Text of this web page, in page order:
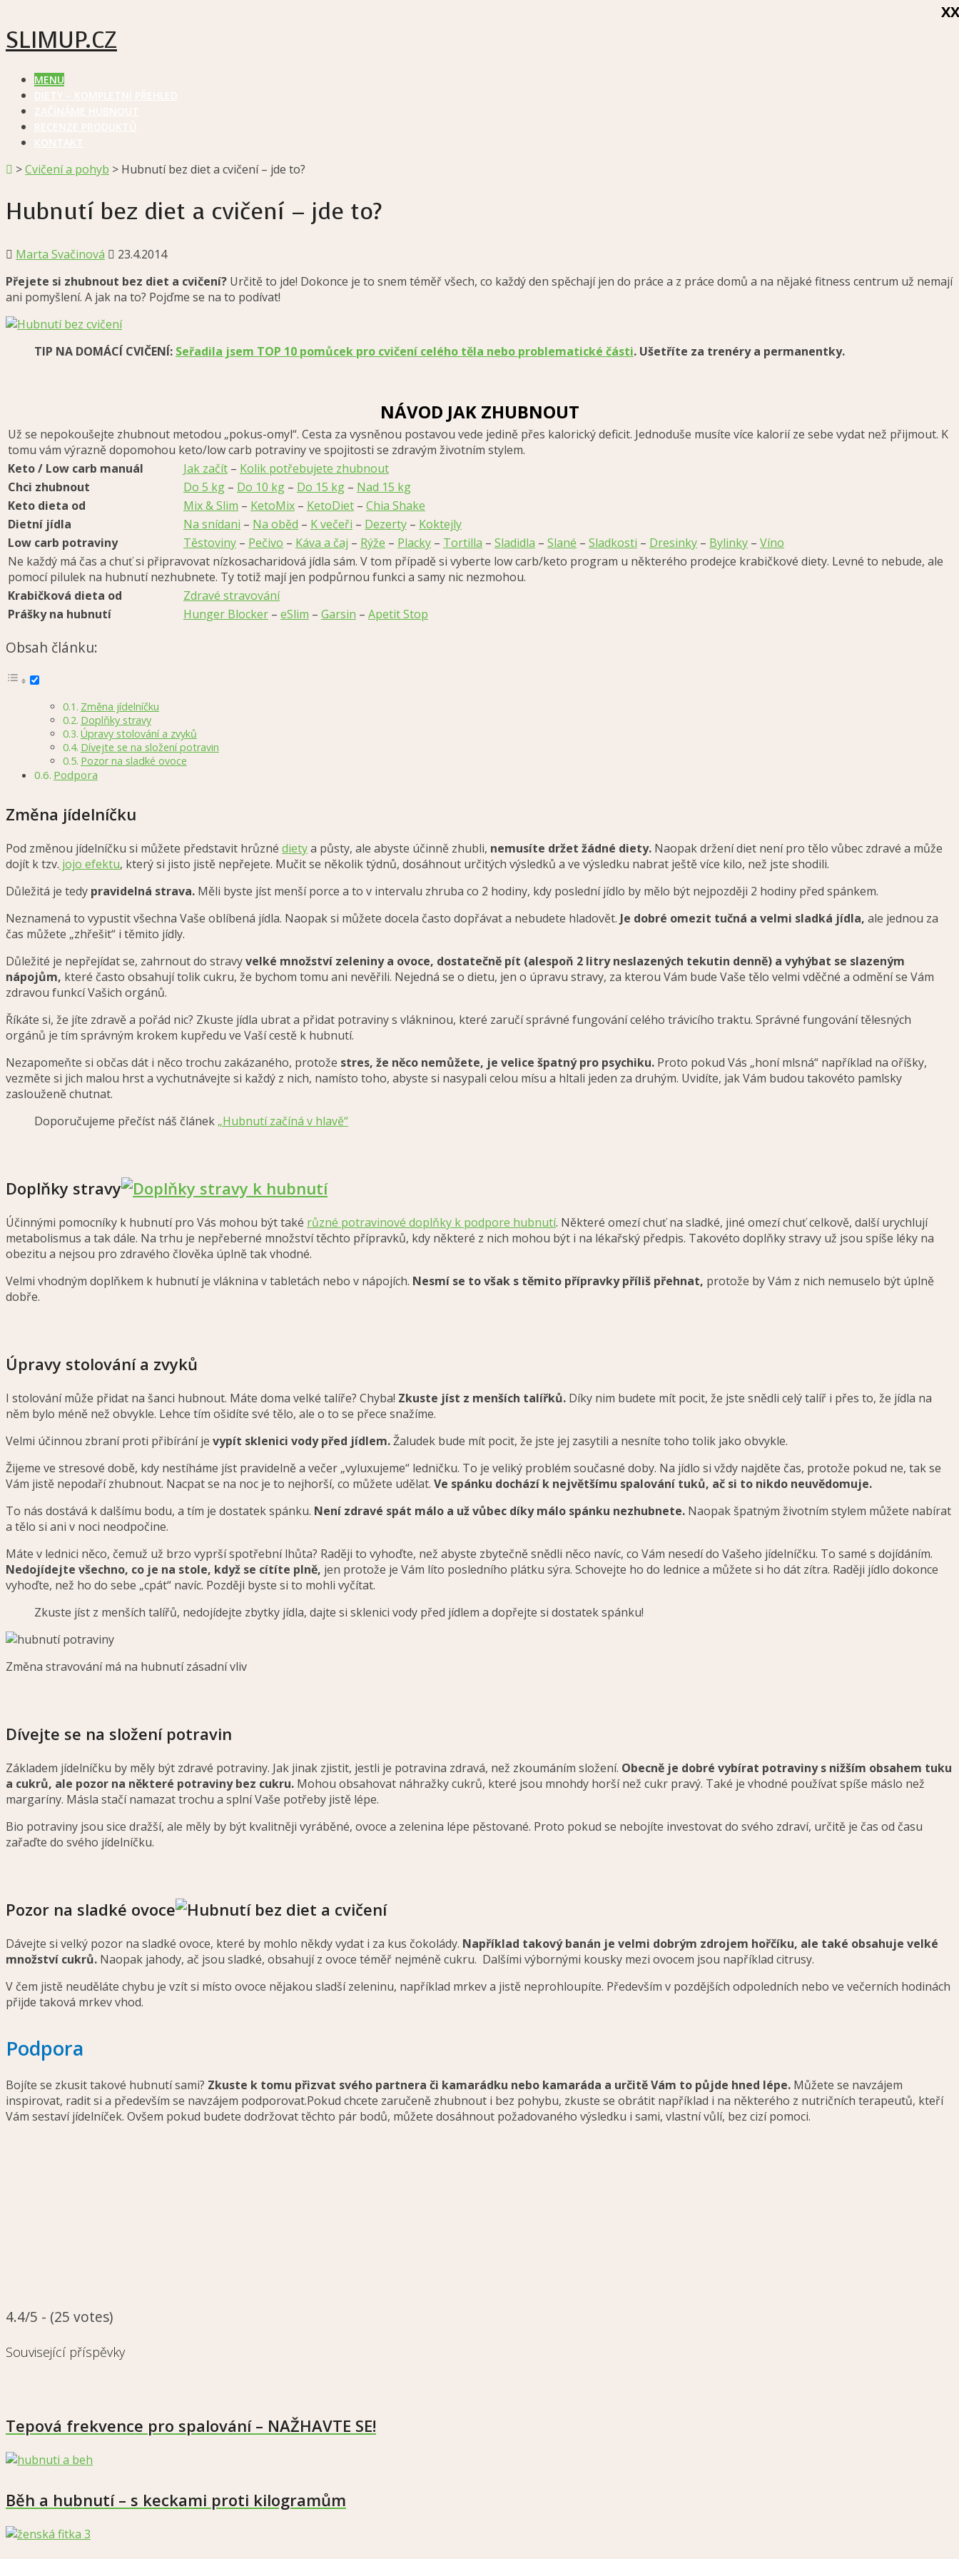
SLIMUP.CZ
MENU
>Cvičení a pohyb > Hubnutí bez diet a cvičení – jde to?
Hubnutí bez diet a cvičení – jde to?
Marta Svačinová
23.4.2014
Přejete si zhubnout bez diet a cvičení? Určitě to jde! Dokonce je to snem téměř všech, co každý den spěchají jen do práce a z práce domů a na nějaké fitness centrum už nemají
ani pomyšlení. A jak na to? Pojďme se na to podívat!
TIP NA DOMÁCÍ CVIČENÍ: Seřadila jsem TOP 10 pomůcek pro cvičení celého těla nebo problematické části. Ušetříte za trenéry a permanentky.
NÁVOD JAK ZHUBNOUT
Už se nepokoušejte zhubnout metodou „pokus-omyl“. Cesta za vysněnou postavou vede jedině přes kalorický deficit. Jednoduše musíte více kalorií ze sebe vydat než přijmout. K
tomu vám výrazně dopomohou keto/low carb potraviny ve spojitosti se zdravým životním stylem.
Keto / Low carb manuál
Jak začít – Kolik potřebujete zhubnout
Chci zhubnout
Do 5 kg – Do 10 kg – Do 15 kg – Nad 15 kg
Keto dieta od
Mix & Slim – KetoMix – KetoDiet – Chia Shake
Dietní jídla
Na snídani – Na oběd – K večeři – Dezerty – Koktejly
Low carb potraviny
Těstoviny – Pečivo – Káva a čaj – Rýže – Placky – Tortilla – Sladidla – Slané – Sladkosti – Dresinky – Bylinky – Víno
Ne každý má čas a chuť si připravovat nízkosacharidová jídla sám. V tom případě si vyberte low carb/keto program u některého prodejce krabičkové diety. Levné to nebude, ale
pomocí pilulek na hubnutí nezhubnete. Ty totiž mají jen podpůrnou funkci a samy nic nezmohou.
Krabičková dieta od
Zdravé stravování
Prášky na hubnutí
Hunger Blocker – eSlim – Garsin – Apetit Stop
Obsah článku:
Změna jídelníčku
Doplňky stravy
Úpravy stolování a zvyků
Dívejte se na složení potravin
Pozor na sladké ovoce
Podpora
Změna jídelníčku
Pod změnou jídelníčku si můžete představit hrůzné dietya půsty, ale abyste účinně zhubli, nemusíte držet žádné diety. Naopak držení diet není pro tělo vůbec zdravé a může
dojít k tzv. jojo efektu, který si jisto jistě nepřejete. Mučit se několik týdnů, dosáhnout určitých výsledků a ve výsledku nabrat ještě více kilo, než jste shodili.
Důležitá je tedy pravidelná strava. Měli byste jíst menší porce a to v intervalu zhruba co 2 hodiny, kdy poslední jídlo by mělo být nejpozději 2 hodiny před spánkem.
Neznamená to vypustit všechna Vaše oblíbená jídla. Naopak si můžete docela často dopřávat a nebudete hladovět. Je dobré omezit tučná a velmi sladká jídla, ale jednou za
čas můžete „zhřešit“ i těmito jídly.
Důležité je nepřejídat se, zahrnout do stravyvelké množství zeleniny a ovoce, dostatečně pít (alespoň 2 litry neslazených tekutin denně) a vyhýbat se slazeným
nápojům, které často obsahují tolik cukru, že bychom tomu ani nevěřili. Nejedná se o dietu, jen o úpravu stravy, za kterou Vám bude Vaše tělo velmi vděčné a odmění se Vám
zdravou funkcí Vašich orgánů.
Říkáte si, že jíte zdravě a pořád nic? Zkuste jídla ubrat a přidat potraviny s vlákninou, které zaručí správné fungování celého trávicího traktu. Správné fungování tělesných
orgánů je tím správným krokem kupředu ve Vaší cestě k hubnutí.
Nezapomeňte si občas dát i něco trochu zakázaného, protože stres, že něco nemůžete, je velice špatný pro psychiku. Proto pokud Vás „honí mlsná“ například na oříšky,
vezměte si jich malou hrst a vychutnávejte si každý z nich, namísto toho, abyste si nasypali celou mísu a hltali jeden za druhým. Uvidíte, jak Vám budou takovéto pamlsky
zaslouženě chutnat.
Doporučujeme přečíst náš článek „Hubnutí začíná v hlavě“
Doplňky stravy
Účinnými pomocníky k hubnutí pro Vás mohou být také různé potravinové doplňky k podpore hubnutí. Některé omezí chuť na sladké, jiné omezí chuť celkově, další urychlují
metabolismus a tak dále. Na trhu je nepřeberné množství těchto přípravků, kdy některé z nich mohou být i na lékařský předpis. Takovéto doplňky stravy už jsou spíše léky na
obezitu a nejsou pro zdravého člověka úplně tak vhodné.
Velmi vhodným doplňkem k hubnutí je vláknina v tabletách nebo v nápojích. Nesmí se to však s těmito přípravky příliš přehnat, protože by Vám z nich nemuselo být úplně
dobře.
Úpravy stolování a zvyků
I stolování může přidat na šanci hubnout. Máte doma velké talíře? Chyba! Zkuste jíst z menších talířků. Díky nim budete mít pocit, že jste snědli celý talíř i přes to, že jídla na
něm bylo méně než obvykle. Lehce tím ošidíte své tělo, ale o to se přece snažíme.
Velmi účinnou zbraní proti přibírání je vypít sklenici vody před jídlem.Žaludek bude mít pocit, že jste jej zasytili a nesníte toho tolik jako obvykle.
Žijeme ve stresové době, kdy nestíháme jíst pravidelně a večer „vyluxujeme“ ledničku. To je veliký problém současné doby. Na jídlo si vždy najděte čas, protože pokud ne, tak se
Vám jistě nepodaří zhubnout. Nacpat se na noc je to nejhorší, co můžete udělat. Ve spánku dochází k největšímu spalování tuků, ač si to nikdo neuvědomuje.
To nás dostává k dalšímu bodu, a tím je dostatek spánku. Není zdravé spát málo a už vůbec díky málo spánku nezhubnete. Naopak špatným životním stylem můžete nabírat
a tělo si ani v noci neodpočine.
Máte v lednici něco, čemuž už brzo vyprší spotřební lhůta? Raději to vyhoďte, než abyste zbytečně snědli něco navíc, co Vám nesedí do Vašeho jídelníčku. To samé s dojídáním.
Nedojídejte všechno, co je na stole, když se cítíte plně, jen protože je Vám líto posledního plátku sýra. Schovejte ho do lednice a můžete si ho dát zítra. Raději jídlo dokonce
vyhoďte, než ho do sebe „cpát“ navíc. Později byste si to mohli vyčítat.
Zkuste jíst z menších talířů, nedojídejte zbytky jídla, dajte si sklenici vody před jídlem a dopřejte si dostatek spánku!
Změna stravování má na hubnutí zásadní vliv
Dívejte se na složení potravin
Základem jídelníčku by měly být zdravé potraviny. Jak jinak zjistit, jestli je potravina zdravá, než zkoumáním složení. Obecně je dobré vybírat potraviny s nižším obsahem tuku
a cukrů, ale pozor na některé potraviny bez cukru. Mohou obsahovat náhražky cukrů, které jsou mnohdy horší než cukr pravý. Také je vhodné používat spíše máslo než
margaríny. Másla stačí namazat trochu a splní Vaše potřeby jistě lépe.
Bio potraviny jsou sice dražší, ale měly by být kvalitněji vyráběné, ovoce a zelenina lépe pěstované. Proto pokud se nebojíte investovat do svého zdraví, určitě je čas od času
zařaďte do svého jídelníčku.
Pozor na sladké ovoce
Dávejte si velký pozor na sladké ovoce, které by mohlo někdy vydat i za kus čokolády. Například takový banán je velmi dobrým zdrojem hořčíku, ale také obsahuje velké
množství cukrů. Naopak jahody, ač jsou sladké, obsahují z ovoce téměř nejméně cukru. Dalšími výbornými kousky mezi ovocem jsou například citrusy.
V čem jistě neuděláte chybu je vzít si místo ovoce nějakou sladší zeleninu, například mrkev a jistě neprohloupíte. Především v pozdějších odpoledních nebo ve večerních hodinách
přijde taková mrkev vhod.
Podpora
Bojíte se zkusit takové hubnutí sami? Zkuste k tomu přizvat svého partnera či kamarádku nebo kamaráda a určitě Vám to půjde hned lépe. Můžete se navzájem
inspirovat, radit si a především se navzájem podporovat.Pokud chcete zaručeně zhubnout i bez pohybu, zkuste se obrátit například i na některého z nutričních terapeutů, kteří
Vám sestaví jídelníček. Ovšem pokud budete dodržovat těchto pár bodů, můžete dosáhnout požadovaného výsledku i sami, vlastní vůlí, bez cizí pomoci.
4.4/5 - (25 votes)
Související příspěvky
Tepová frekvence pro spalování – NAŽHAVTE SE!
Běh a hubnutí – s keckami proti kilogramům
XX